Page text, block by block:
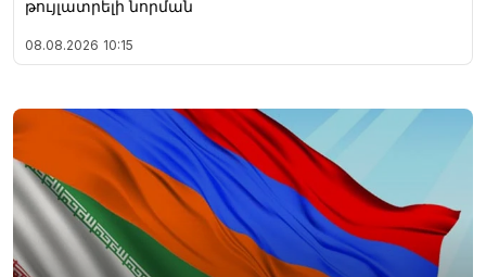
թույլատրելի նորման
08.08.2026 10:15